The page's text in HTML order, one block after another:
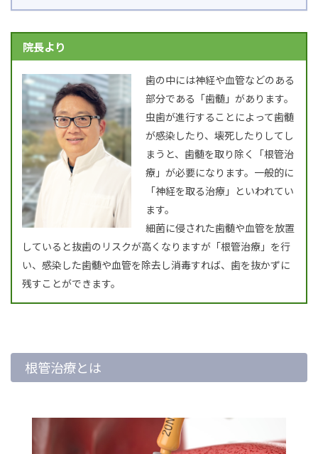
院長より
歯の中には神経や血管などのある
部分である「歯髄」があります。
虫歯が進行することによって歯髄
が感染したり、壊死したりしてし
まうと、歯髄を取り除く「根管治
療」が必要になります。一般的に
「神経を取る治療」といわれてい
ます。
細菌に侵された歯髄や血管を放置
していると抜歯のリスクが高くなりますが「根管治療」を行
い、感染した歯髄や血管を除去し消毒すれば、歯を抜かずに
残すことができます。
根管治療とは